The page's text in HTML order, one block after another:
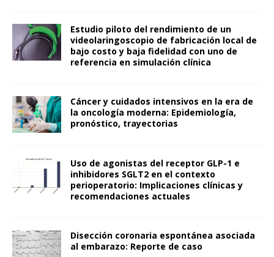
Estudio piloto del rendimiento de un
videolaringoscopio de fabricación local de
bajo costo y baja fidelidad con uno de
referencia en simulación clínica
Cáncer y cuidados intensivos en la era de
la oncología moderna: Epidemiología,
pronóstico, trayectorias
Uso de agonistas del receptor GLP-1 e
inhibidores SGLT2 en el contexto
perioperatorio: Implicaciones clínicas y
recomendaciones actuales
Disección coronaria espontánea asociada
al embarazo: Reporte de caso